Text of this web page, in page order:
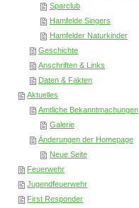
Sparclub
Hamfelde Singers
Hamfelder Naturkinder
Geschichte
Anschriften & Links
Daten & Fakten
Aktuelles
Amtliche Bekanntmachungen
Galerie
Änderungen der Homepage
Neue Seite
Feuerwehr
Jugendfeuerwehr
First Responder